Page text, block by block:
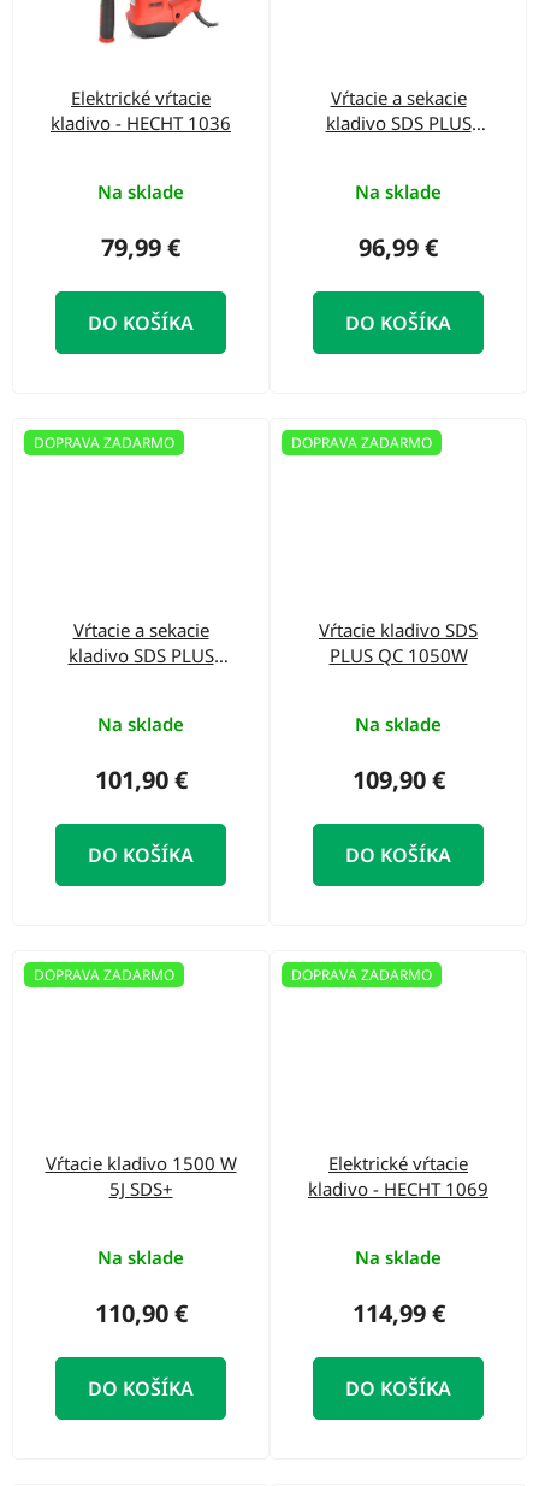
Elektrické vŕtacie
kladivo - HECHT 1036
Na sklade
79,99 €
DO KOŠÍKA
Vŕtacie a sekacie
kladivo SDS PLUS
Na sklade
96,99 €
DO KOŠÍKA
DOPRAVA ZADARMO
Vŕtacie a sekacie
kladivo SDS PLUS
Na sklade
101,90 €
DO KOŠÍKA
DOPRAVA ZADARMO
Vŕtacie kladivo SDS
PLUS QC 1050W
Na sklade
109,90 €
DO KOŠÍKA
DOPRAVA ZADARMO
Vŕtacie kladivo 1500 W
5J SDS+
Na sklade
110,90 €
DO KOŠÍKA
DOPRAVA ZADARMO
Elektrické vŕtacie
kladivo - HECHT 1069
Na sklade
114,99 €
DO KOŠÍKA